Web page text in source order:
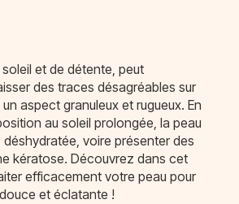
soleil et de détente, peut
des traces désagréables sur
aspect granuleux et rugueux. En
au soleil prolongée, la peau
voire présenter des
kératose. Découvrez dans cet
efficacement votre peau pour
et éclatante !